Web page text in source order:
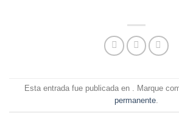
Esta entrada fue publicada en . Marque
permanente.